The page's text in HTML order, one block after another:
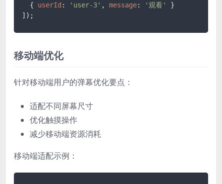
  {
userId : 'user-3' , message: '观看'
}
]);
移动端优化
针对移动端用户的弹幕优化要点：
适配不同屏幕尺寸
优化触摸操作
减少移动端资源消耗
移动端适配示例：